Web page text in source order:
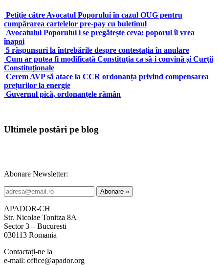
Petiție către Avocatul Poporului în cazul OUG pentru
cumpărarea cartelelor pre-pay cu buletinul
Avocatului Poporului i se pregătește ceva: poporul îl vrea
înapoi
5 răspunsuri la întrebările despre contestația în anulare
Cum ar putea fi modificată Constituția ca să-i convină și Curții
Constituționale
Cerem AVP să atace la CCR ordonanța privind compensarea
prețurilor la energie
Guvernul pică, ordonanțele rămân
Ultimele postări pe blog
Abonare Newsletter:
APADOR-CH
Str. Nicolae Tonitza 8A
Sector 3 – Bucuresti
030113 Romania
Contactați-ne la
e-mail: office@apador.org